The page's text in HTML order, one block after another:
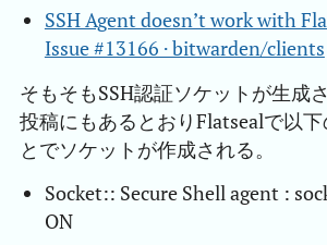
SSH Agent doesn’t work with
Issue #13166 · bitwarden/clients
そもそもSSH認証ソケットが生成
投稿にもあるとおりFlatsealで以下
とでソケットが作成される。
Socket:: Secure Shell agent :
ON